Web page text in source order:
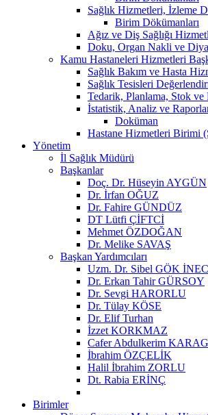
Sağlık Hizmetleri, İzleme
Birim Dökümanları
Ağız ve Diş Sağlığı
Doku, Organ Nakli ve
Kamu Hastaneleri Hizmetleri
Sağlık Bakım ve Hasta
Sağlık Tesisleri
Tedarik, Planlama, Stok
İstatistik, Analiz ve
Doküman
Hastane Hizmetleri Birimi
Yönetim
İl Sağlık Müdürü
Başkanlar
Doç. Dr. Hüseyin AYGÜN
Dr. İrfan OĞUZ
Dr. Fahire GÜNDÜZ
DT Lütfi ÇİFTCİ
Mehmet ÖZDOĞAN
Dr. Melike SAVAŞ
Başkan Yardımcıları
Uzm. Dr. Sibel GÖK
Dr. Erkan Tahir GÜRSOY
Dr. Sevgi HARORLU
Dr. Tülay KÖSE
Dr. Elif Turhan
İzzet KORKMAZ
Cafer Abdulkerim
İbrahim ÖZÇELİK
Halil İbrahim ZORLU
Dt. Rabia ERİNÇ
Birimler